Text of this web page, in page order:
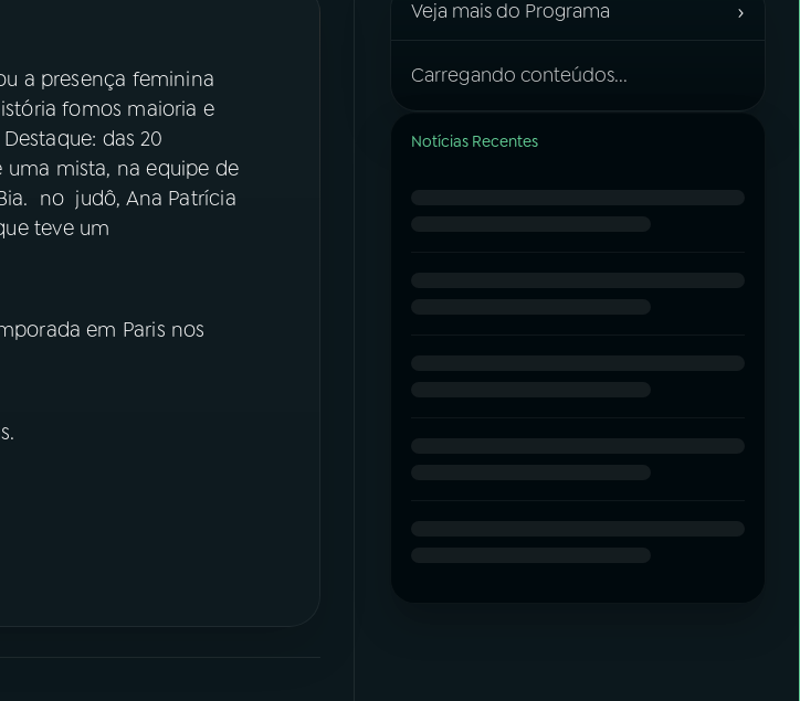
a presença feminina
fomos maioria e
das 20
uma mista, na equipe de
no judô, Ana Patrícia
teve um
em Paris nos
Veja mais do Programa ›
Carregando conteúdos...
Notícias Recentes